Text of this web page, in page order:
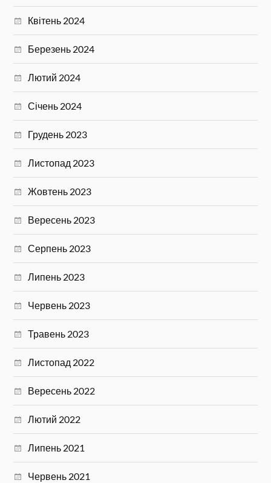
Квітень 2024
Березень 2024
Лютий 2024
Січень 2024
Грудень 2023
Листопад 2023
Жовтень 2023
Вересень 2023
Серпень 2023
Липень 2023
Червень 2023
Травень 2023
Листопад 2022
Вересень 2022
Лютий 2022
Липень 2021
Червень 2021